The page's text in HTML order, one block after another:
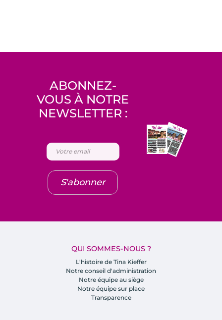
QUI SOMMES-NOUS ?
L'histoire de Tina Kieffer
Notre conseil d'administration
Notre équipe au siège
Notre équipe sur place
Transparence
ABONNEZ-
VOUS À NOTRE
NEWSLETTER :
S'abonner